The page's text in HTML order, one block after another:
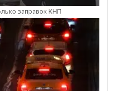
заправок КНП